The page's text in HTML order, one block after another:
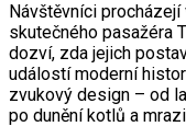
Návštěvníci
skutečného pasažéra
dozví, zda jejich
událostí moderní
zvukový design – od
po dunění kotlů a